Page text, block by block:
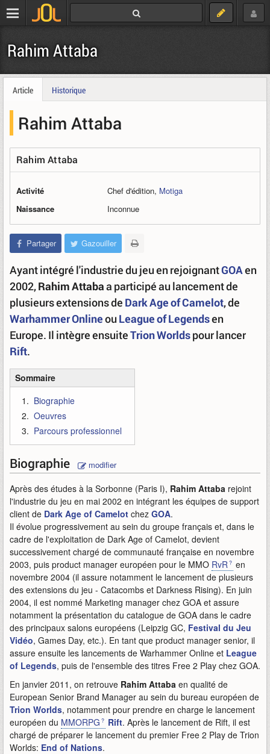
Rahim Attaba
Article Historique
Rahim Attaba
Rahim Attaba
Activité Chef d'édition, Motiga
Naissance
Inconnue
Partager Gazouiller
Ayant intégré l'industrie du jeu en rejoignantGOAen
2002,Rahim Attabaa participé au lancement de
plusieurs extensions de Dark Age of Camelot, de
Warhammer Onlineou League of Legendsen
Europe. Il intègre ensuiteTrion Worldspour lancer
Rift.
Sommaire
Biographie
Oeuvres
Parcours professionnel
Biographie modifier
Après des études à la Sorbonne (Paris I), Rahim Attaba rejoint
l'industrie du jeu en mai 2002 en intégrant les équipes de support
client de Dark Age of Camelot chez GOA.
Il évolue progressivement au sein du groupe français et, dans le
cadre de l'exploitation de Dark Age of Camelot, devient
successivement chargé de communauté française en novembre
2003, puis product manager européen pour le MMO RvR
en
novembre 2004 (il assure notamment le lancement de plusieurs
des extensions du jeu - Catacombs et Darkness Rising). En juin
2004, il est nommé Marketing manager chez GOA et assure
notamment la présentation du catalogue de GOA dans le cadre
des principaux salons européens (Leipzig GC, Festival du Jeu
Vidéo, Games Day, etc.). En tant que product manager senior, il
assure ensuite les lancements de Warhammer Online et League
of Legends, puis de l'ensemble des titres Free 2 Play chez GOA.
En janvier 2011, on retrouve Rahim Attaba en qualité de
European Senior Brand Manager au sein du bureau européen de
Trion Worlds, notamment pour prendre en charge le lancement
européen du MMORPG Rift. Après le lancement de Rift, il est
chargé de préparer le lancement du premier Free 2 Play de Trion
Worlds: End of Nations.